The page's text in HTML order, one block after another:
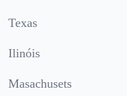
Texas
Ilinóis
Masachusets